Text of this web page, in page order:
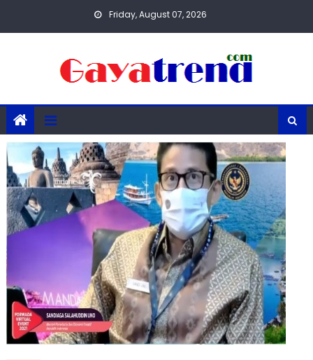
Friday, August 07, 2026